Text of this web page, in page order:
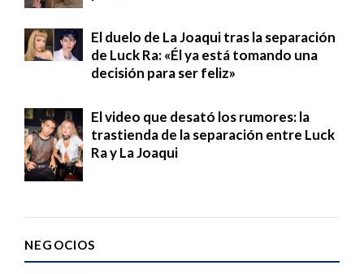
El duelo de La Joaqui tras la separación
de Luck Ra: «Él ya está tomando una
decisión para ser feliz»
El video que desató los rumores: la
trastienda de la separación entre Luck
Ra y La Joaqui
NEGOCIOS